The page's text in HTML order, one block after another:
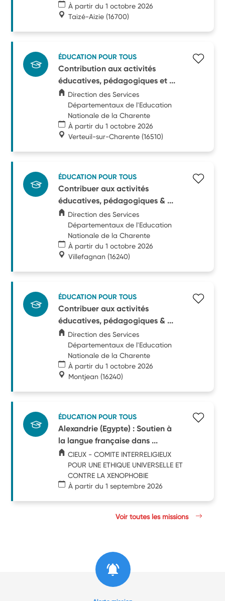
À partir du 1 octobre 2026
Taizé-Aizie (16700)
ÉDUCATION POUR TOUS
Contribution aux activités
éducatives, pédagogiques et ...
Direction des Services
Départementaux de l'Education
Nationale de la Charente
À partir du 1 octobre 2026
Verteuil-sur-Charente (16510)
ÉDUCATION POUR TOUS
Contribuer aux activités
éducatives, pédagogiques & ...
Direction des Services
Départementaux de l'Education
Nationale de la Charente
À partir du 1 octobre 2026
Villefagnan (16240)
ÉDUCATION POUR TOUS
Contribuer aux activités
éducatives, pédagogiques & ...
Direction des Services
Départementaux de l'Education
Nationale de la Charente
À partir du 1 octobre 2026
Montjean (16240)
ÉDUCATION POUR TOUS
Alexandrie (Egypte) : Soutien à
la langue française dans ...
CIEUX - COMITE INTERRELIGIEUX
POUR UNE ETHIQUE UNIVERSELLE ET
CONTRE LA XENOPHOBIE
À partir du 1 septembre 2026
Voir toutes les missions